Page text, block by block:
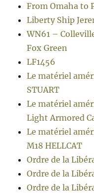
From Omaha to
Liberty Ship
WN61 –
Fox Green
LF1456
Le matériel
STUART
Le matériel
Light Armored
Le matériel
M18 HELLCAT
Ordre de la
Ordre de la
Ordre de la